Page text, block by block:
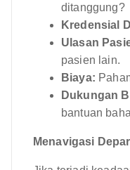
ditanggung?
Kredensial
Ulasan
pasien lain.
Biaya:
Dukungan
bantuan
Menavigasi